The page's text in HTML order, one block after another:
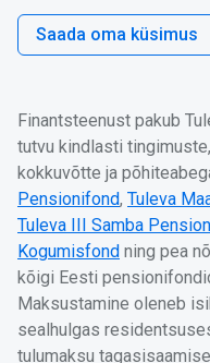
Saada oma küsimus
Finantsteenust pakub
tutvu kindlasti
kokkuvõtte ja
Pensionifond, Tuleva
Tuleva III Samba
Kogumisfond ning pea
kõigi Eesti
Maksustamine oleneb
sealhulgas
tulumaksu